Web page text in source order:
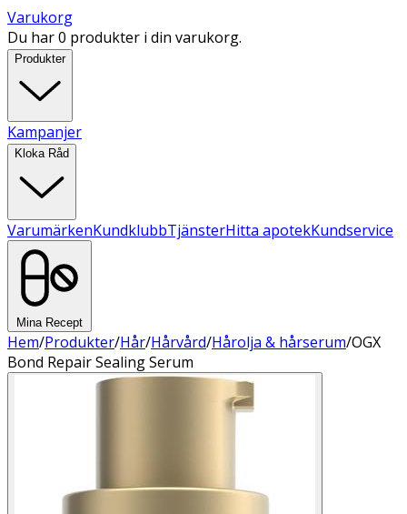
Varukorg
Du har 0 produkter i din varukorg.
Produkter
Kampanjer
Kloka Råd
VarumärkenKundklubbTjänsterHitta apotekKundservice
Mina Recept
Hem/Produkter/Hår/Hårvård/Hårolja & hårserum/OGX
Bond Repair Sealing Serum